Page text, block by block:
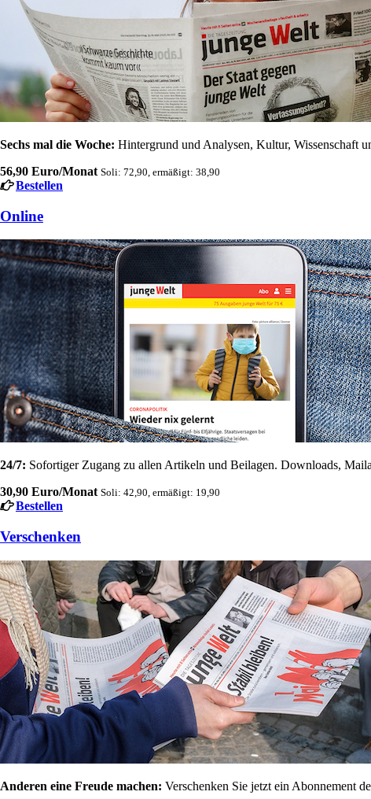
Sechs mal die Woche: Hintergrund und Analysen, Kultur, Wissenschaft
56,90 Euro/Monat Soli: 72,90, ermäßigt: 38,90
Bestellen
Online
24/7: Sofortiger Zugang zu allen Artikeln und Beilagen. Downloads,
30,90 Euro/Monat Soli: 42,90, ermäßigt: 19,90
Bestellen
Verschenken
Anderen eine Freude machen: Verschenken Sie jetzt ein Abonnement